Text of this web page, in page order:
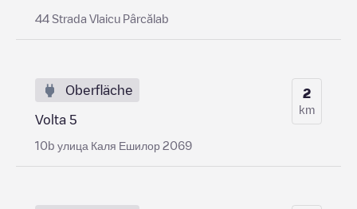
44 Strada Vlaicu Pârcălab
Oberfläche
Volta 5
10b улица Каля Ешилор 2069
2
km